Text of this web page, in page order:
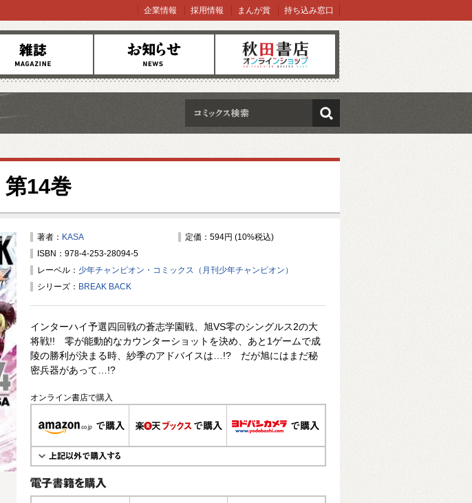
お知らせ オンラインショップ
企業情報 採用情報 まんが賞 持ち込み窓口
検索
第14巻
著者： KASA
定価：594円 (10%税込)
ISBN：978-4-253-28094-5
レーベル： 少年チャンピオン・コミックス（月刊少年チャンピオン）
シリーズ： BREAK BACK
インターハイ予選四回戦の蒼志学園戦、旭VS零のシングルス2の大
将戦!! 零が能動的なカウンターショットを決め、あと1ゲームで成
陵の勝利が決まる時、紗季のアドバイスは…!? だが旭にはまだ秘
密兵器があって…!?
オンライン書店で購入
電子書籍で購入